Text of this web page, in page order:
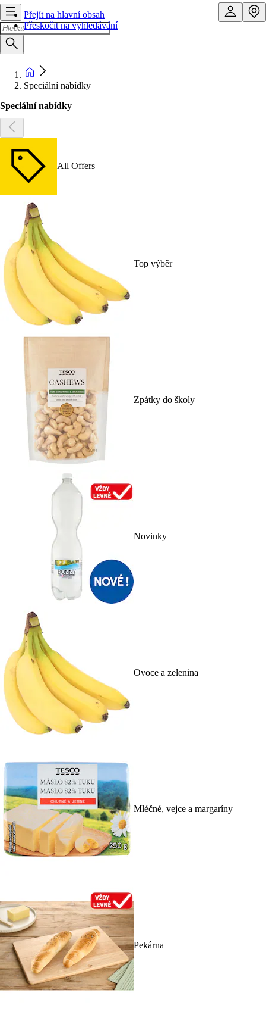
Přejít na hlavní obsah
Přeskočit na vyhledávání
Speciální nabídky
Speciální nabídky
All Offers
Top výběr
Zpátky do školy
Novinky
Ovoce a zelenina
Mléčné, vejce a margaríny
Pekárna